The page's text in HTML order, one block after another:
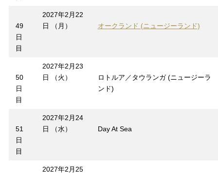
49
日
目
2027年2月22
日 （月）
オークランド (ニュージーランド)
50
日
目
2027年2月23
日 （火）
ロトルア／タウランガ (ニュージーラ
ンド)
51
日
目
2027年2月24
日 （水）
Day At Sea
2027年2月25